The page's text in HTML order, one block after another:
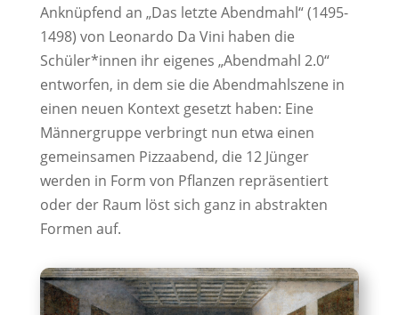
Anknüpfend an „Das letzte Abendmahl“ (1495-
1498) von Leonardo Da Vini haben die
Schüler*innen ihr eigenes „Abendmahl 2.0“
entworfen, in dem sie die Abendmahlszene in
einen neuen Kontext gesetzt haben: Eine
Männergruppe verbringt nun etwa einen
gemeinsamen Pizzaabend, die 12 Jünger
werden in Form von Pflanzen repräsentiert
oder der Raum löst sich ganz in abstrakten
Formen auf.